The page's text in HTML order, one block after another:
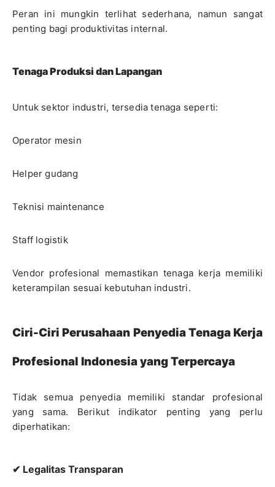
Peran ini mungkin terlihat sederhana, namun sangat
penting bagi produktivitas internal.
Tenaga Produksi dan Lapangan
Untuk sektor industri, tersedia tenaga seperti:
Operator mesin
Helper gudang
Teknisi maintenance
Staff logistik
Vendor profesional memastikan tenaga kerja memiliki
keterampilan sesuai kebutuhan industri.
Ciri-Ciri Perusahaan Penyedia Tenaga Kerja
Profesional Indonesia yang Terpercaya
Tidak semua penyedia memiliki standar profesional
yang sama. Berikut indikator penting yang perlu
diperhatikan:
✔ Legalitas Transparan